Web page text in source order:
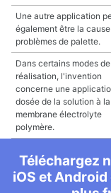
Une autre application
également être la
problèmes de palette.
Dans certains modes de
réalisation, l'invention
concerne une
dosée de la solution à la
membrane électrolyte
polymère.
Téléchargez
iOS et